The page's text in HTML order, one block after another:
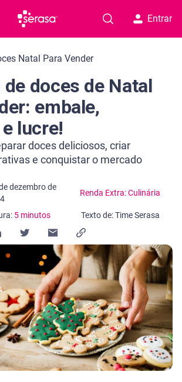
Entrar
Natal Para Vender
doces de Natal
embale,
lucre!
doces deliciosos, criar
e conquistar o mercado
dezembro de
Renda Extra: Culinária
Culinária
5 minutos
5 minutos
Texto de: Time Serasa